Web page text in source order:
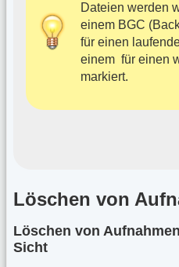
Dateien werden
einem BGC
für einen
einem für einen
markiert.
Löschen von
Löschen von
Sicht